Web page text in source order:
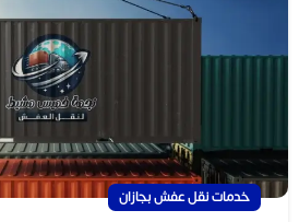
خدمات نقل عفش بجازان